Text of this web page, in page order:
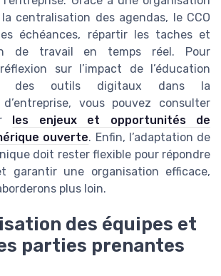
centralisation des agendas, le CCO
échéances, répartir les taches et
de travail en temps réel. Pour
sur l’impact de l’éducation
des outils digitaux dans la
vous pouvez consulter
les enjeux et opportunités de
ouverte. Enfin, l’adaptation de
doit rester flexible pour répondre
garantir une organisation efficace,
plus loin.
des équipes et
parties prenantes